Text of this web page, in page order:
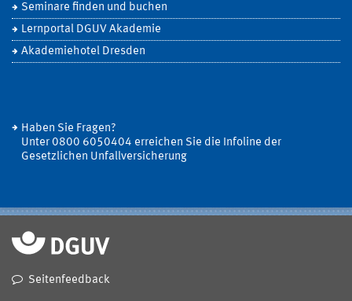
Seminare finden und buchen
Lernportal DGUV Akademie
Akademiehotel Dresden
Haben Sie Fragen?
Unter 0800 6050404 erreichen Sie die Infoline der
Gesetzlichen Unfallversicherung
Seitenfeedback